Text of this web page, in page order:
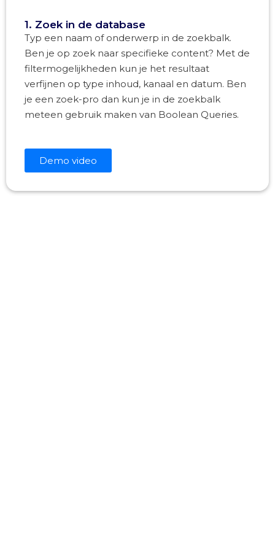
1. Zoek in de database
Typ een naam of onderwerp in de zoekbalk.
Ben je op zoek naar specifieke content? Met de
filtermogelijkheden kun je het resultaat
verfijnen op type inhoud, kanaal en datum. Ben
je een zoek-pro dan kun je in de zoekbalk
meteen gebruik maken van Boolean Queries.
Demo video